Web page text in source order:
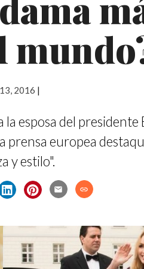
2016 |
esposa del presidente
prensa europea
y estilo".
email link